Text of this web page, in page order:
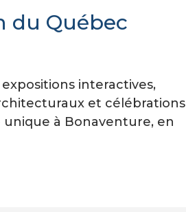
du Québec
interactives,
et célébrations
à Bonaventure, en